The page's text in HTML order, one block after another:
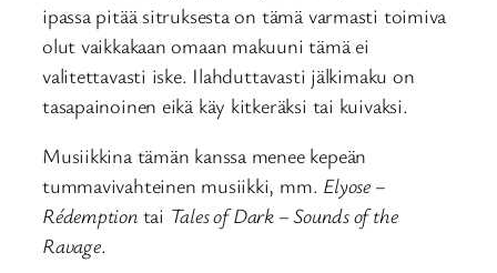
ipassa pitää sitruksesta on tämä varmasti toimiva
olut vaikkakaan omaan makuuni tämä ei
valitettavasti iske. Ilahduttavasti jälkimaku on
tasapainoinen eikä käy kitkeräksi tai kuivaksi.
Musiikkina tämän kanssa menee kepeän
tummavivahteinen musiikki, mm. Elyose –
Rédemption tai Tales of Dark – Sounds of the
Ravage.